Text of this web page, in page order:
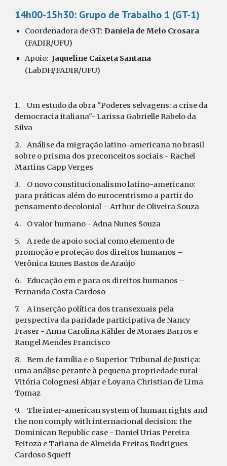
14h00-15h30: Grupo de Trabalho 1 (GT-1)
Coordenadora de GT: Daniela de Melo Crosara
(FADIR/UFU)
Apoio:
(LabDH/FADIR/UFU)
1.
Um estudo da obra "Poderes selvagens: a crise da
democracia italiana"- Larissa Gabrielle Rabelo da
Silva
2.
Análise da migração latino-americana no brasil
sobre o prisma dos preconceitos sociais - Rachel
Martins Capp Verges
3.
O novo constitucionalismo latino-americano:
para práticas além do eurocentrismo a partir do
pensamento decolonial – Arthur de Oliveira Souza
4.
O valor humano - Adna Nunes Souza
5.
A rede de apoio social como elemento de
promoção e proteção dos direitos humanos –
Verônica Ennes Bastos de Araújo
6.
Educação em e para os direitos humanos –
Fernanda Costa Cardoso
7.
A inserção política dos transexuais pela
perspectiva da paridade participativa de Nancy
Fraser - Anna Carolina Kähler de Moraes Barros e
Rangel Mendes Francisco
8.
Bem de família e o Superior Tribunal de Justiça:
uma análise perante à pequena propriedade rural -
Vitória Colognesi Abjar e Loyana Christian de Lima
Tomaz
9.
The inter-american system of human rights and
the non comply with internacional decision: the
Dominican Republic case - Daniel Urias Pereira
Feitoza e Tatiana de Almeida Freitas Rodrigues
Cardoso Squeff